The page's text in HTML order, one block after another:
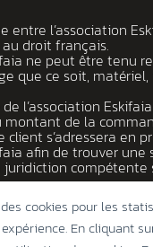
cookies pour les
En cliquant
entre l’association
droit français.
ne peut être tenu
que ce soit,
l’association
montant de la
client s’adressera en
afin de trouver
juridiction